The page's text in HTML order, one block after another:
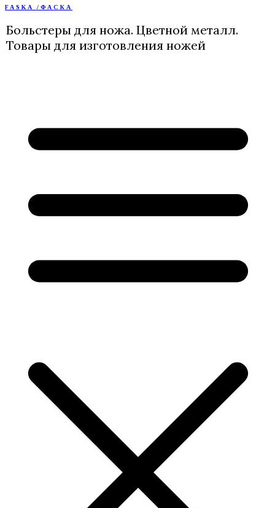
Перейти
содержимому
FASKA /ФАСКА
Больстеры для ножа. Цветной металл.
Товары для изготовления ножей